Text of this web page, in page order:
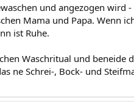
und angezogen wird
Mama und Papa. Wenn
ist Ruhe.
Waschritual und beneide
ne Schrei-, Bock- und